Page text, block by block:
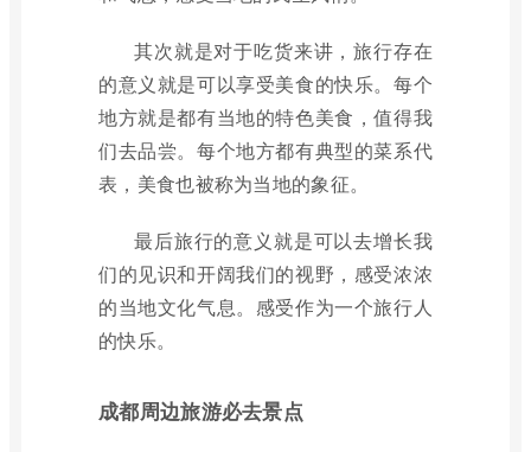
其次就是对于吃货来讲，旅行存在
的意义就是可以享受美食的快乐。每个
地方就是都有当地的特色美食，值得我
们去品尝。每个地方都有典型的菜系代
表，美食也被称为当地的象征。
最后旅行的意义就是可以去增长我
们的见识和开阔我们的视野，感受浓浓
的当地文化气息。感受作为一个旅行人
的快乐。
成都周边旅游必去景点